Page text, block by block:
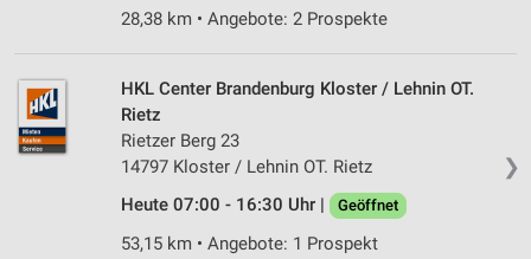
28,38 km • Angebote: 2 Prospekte
❯
HKL Center Brandenburg Kloster / Lehnin OT.
Rietz
Rietzer Berg 23
14797 Kloster / Lehnin OT. Rietz
Heute 07:00 - 16:30 Uhr |
Geöffnet
53,15 km • Angebote: 1 Prospekt
Partnerliste anzeigen (1 IAB-Anbieter)
Speichern von oder Zugriff auf Informationen
auf einem Endgerät
Verwendung reduzierter Daten zur Auswahl von
Erstellung von Profilen für personalisierte